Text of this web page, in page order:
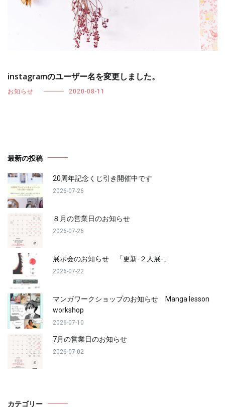
instagramのユーザー名を変更しました。
お知らせ 2020-08-11
最新の投稿
20周年記念くじ引き開催中です
2026-07-26
８月の営業日のお知らせ
2026-07-26
展示会のお知らせ 「更新-２人展-」
2026-07-22
マンガワークショップのお知らせ Manga lesson
workshop
2026-07-10
7月の営業日のお知らせ
2026-07-02
カテゴリー